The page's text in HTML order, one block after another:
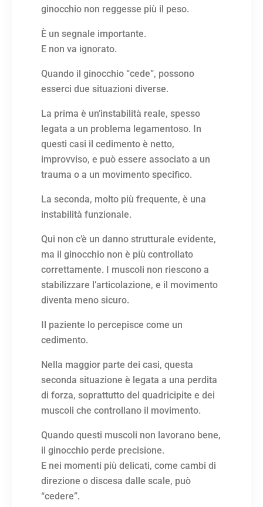
ginocchio non reggesse più il peso.
È un segnale importante.
E non va ignorato.
Quando il ginocchio “cede”, possono
esserci due situazioni diverse.
La prima è un’instabilità reale, spesso
legata a un problema legamentoso. In
questi casi il cedimento è netto,
improvviso, e può essere associato a un
trauma o a un movimento specifico.
La seconda, molto più frequente, è una
instabilità funzionale.
Qui non c’è un danno strutturale evidente,
ma il ginocchio non è più controllato
correttamente. I muscoli non riescono a
stabilizzare l’articolazione, e il movimento
diventa meno sicuro.
Il paziente lo percepisce come un
cedimento.
Nella maggior parte dei casi, questa
seconda situazione è legata a una perdita
di forza, soprattutto del quadricipite e dei
muscoli che controllano il movimento.
Quando questi muscoli non lavorano bene,
il ginocchio perde precisione.
E nei momenti più delicati, come cambi di
direzione o discesa dalle scale, può
“cedere”.